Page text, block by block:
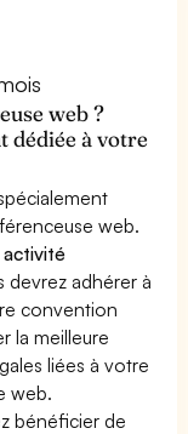
web ?
dédiée à votre
web.
activité
devrez adhérer à
convention
la meilleure
liées à votre
web.
bénéficier de